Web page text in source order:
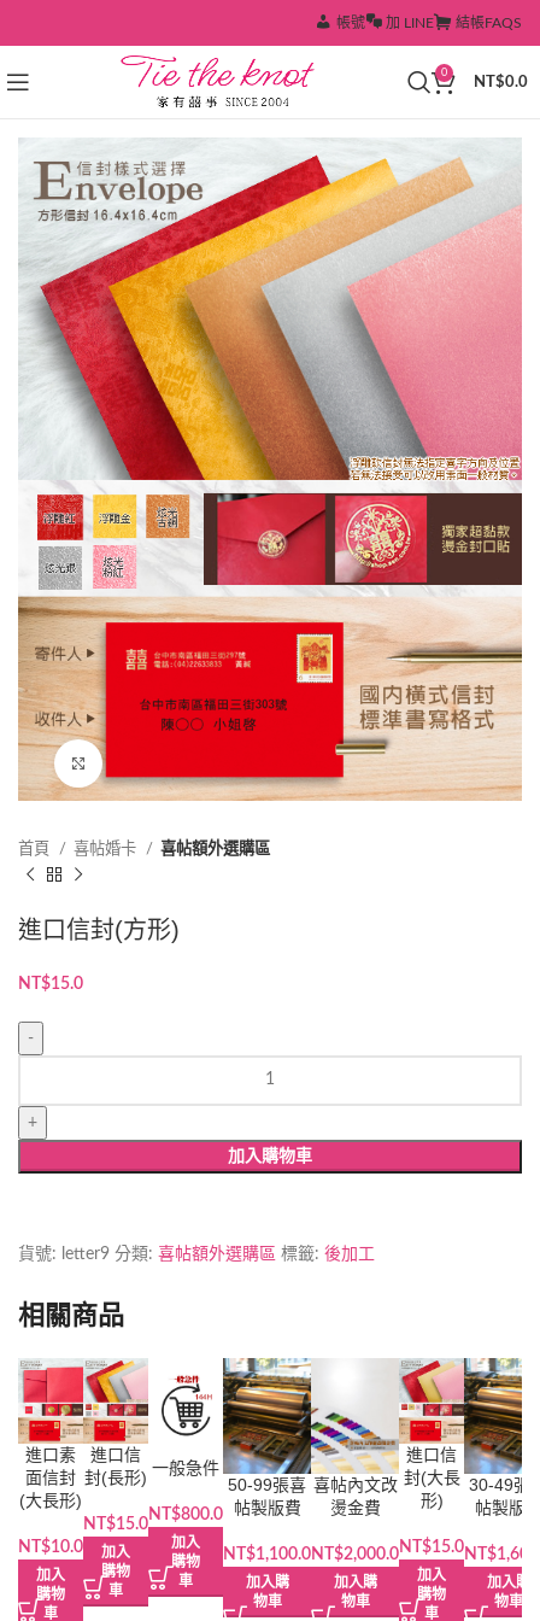
帳號 加 LINE 結帳FAQS
0
NT$0.0
點擊放大
首頁 喜帖婚卡 喜帖額外選購區
進口信封(方形)
NT$15.0
信
封
(方
量
加入購物車
貨號: letter9 分類: 喜帖額外選購區 標籤: 後加工
相關商品
進口素
面信封
(大長形)
NT$10.0
加入
購物
車
進口信
封(長形)
NT$15.0
加入
購物
車
一般急件
NT$800.0
加入
購物
車
50-99張喜
帖製版費
NT$1,100.0
加入購
物車
喜帖內文改
燙金費
NT$2,000.0
加入購
物車
進口信
封(大長
形)
NT$15.0
加入
購物
車
30-49張
帖製版
NT$
加入購
物車